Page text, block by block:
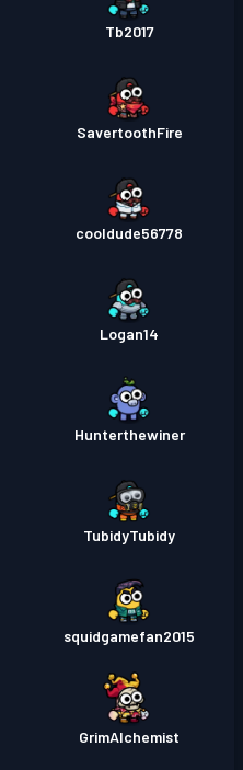
Tb2017
SavertoothFire
cooldude56778
Logan14
Hunterthewiner
TubidyTubidy
squidgamefan2015
GrimAlchemist